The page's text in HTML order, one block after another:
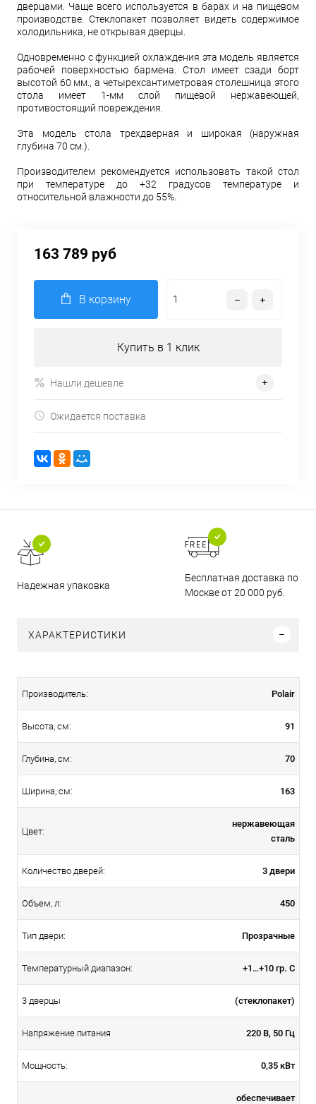
дверцами. Чаще всего используется в барах и на пищевом
производстве. Стеклопакет позволяет видеть содержимое
холодильника, не открывая дверцы.
Одновременно с функцией охлаждения эта модель является
рабочей поверхностью бармена. Стол имеет сзади борт
высотой 60 мм., а четырехсантиметровая столешница этого
стола имеет 1-мм слой пищевой нержавеющей,
противостоящий повреждения.
Эта модель стола трехдверная и широкая (наружная
глубина 70 см.).
Производителем рекомендуется использовать такой стол
при температуре до +32 градусов температуре и
относительной влажности до 55%.
163 789 руб
В корзину
Купить в 1 клик
Нашли дешевле
Ожидается поставка
Надежная упаковка
Бесплатная доставка по
Москве от 20 000 руб.
ХАРАКТЕРИСТИКИ
Производитель: Polair
Высота, см: 91
Глубина, см: 70
Ширина, см: 163
Цвет:
нержавеющая
сталь
Количество дверей: 3 двери
Объем, л: 450
Тип двери: Прозрачные
Температурный диапазон: +1…+10 гр. С
3 дверцы (стеклопакет)
Напряжение питания 220 В, 50 Гц
Мощность: 0,35 кВт
обеспечивает